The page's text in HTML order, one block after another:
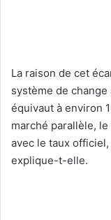
La raison de cet
système de
équivaut à environ
marché parallèle,
avec le taux officiel,
explique-t-elle.